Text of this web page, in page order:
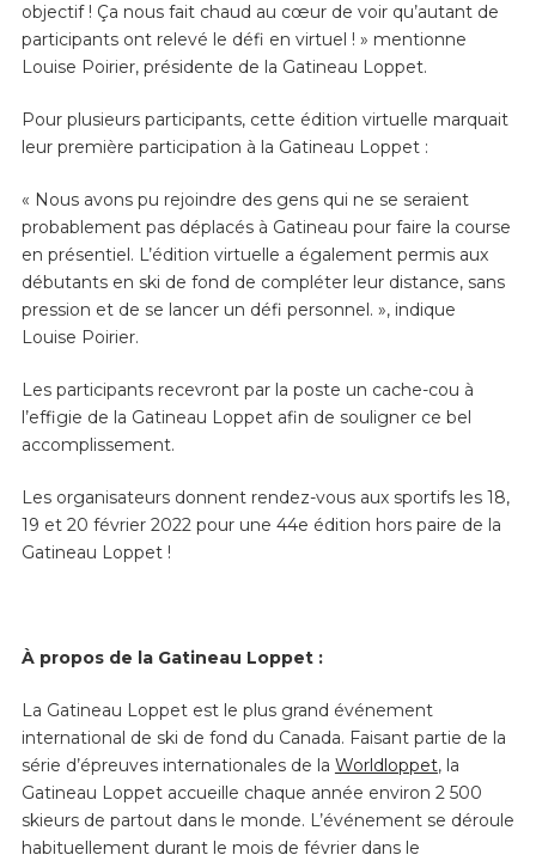
objectif ! Ça nous fait chaud au cœur de voir qu’autant de
participants ont relevé le défi en virtuel ! » mentionne
Louise Poirier, présidente de la Gatineau Loppet.
Pour plusieurs participants, cette édition virtuelle marquait
leur première participation à la Gatineau Loppet :
« Nous avons pu rejoindre des gens qui ne se seraient
probablement pas déplacés à Gatineau pour faire la course
en présentiel. L’édition virtuelle a également permis aux
débutants en ski de fond de compléter leur distance, sans
pression et de se lancer un défi personnel. », indique
Louise Poirier.
Les participants recevront par la poste un cache-cou à
l’effigie de la Gatineau Loppet afin de souligner ce bel
accomplissement.
Les organisateurs donnent rendez-vous aux sportifs les 18,
19 et 20 février 2022 pour une 44e édition hors paire de la
Gatineau Loppet !
À propos de la Gatineau Loppet :
La Gatineau Loppet est le plus grand événement
international de ski de fond du Canada. Faisant partie de la
série d’épreuves internationales de la Worldloppet, la
Gatineau Loppet accueille chaque année environ 2 500
skieurs de partout dans le monde. L’événement se déroule
habituellement durant le mois de février dans le